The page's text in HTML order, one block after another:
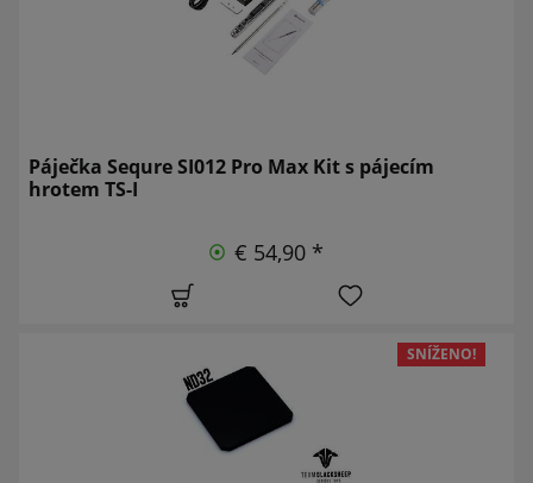
Páječka Sequre SI012 Pro Max Kit s pájecím
hrotem TS-I
€ 54,90 *
SNÍŽENO!